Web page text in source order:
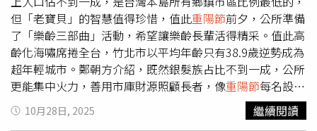
陽節敬老活動是各機關展現敬老的好時機，但如何更全面地
照顧好銀髮族，需要政府多費心。（示意圖／劉耿豪攝）
但「老寶貝」的智慧值得珍惜，值此重陽節前夕，公所準備
了「樂齡三部曲」活動，希望讓樂齡長輩活得精采。值此高
齡化海嘯席捲全台，竹北市以平均年齡只有38.9歲逆勢成為
超年輕城市。鄭朝方介紹，既然銀髮族占比不到一成，公所
更能集中火力，善用市庫財源照顧長者，像重陽節每名設籍
竹北市並符合規範的65歲以上長者，都可以領取重陽禮金新
台幣3,000元，這比過去70歲以上領2,000元放寬了不少，今
10月28日, 2025 繼續閱讀